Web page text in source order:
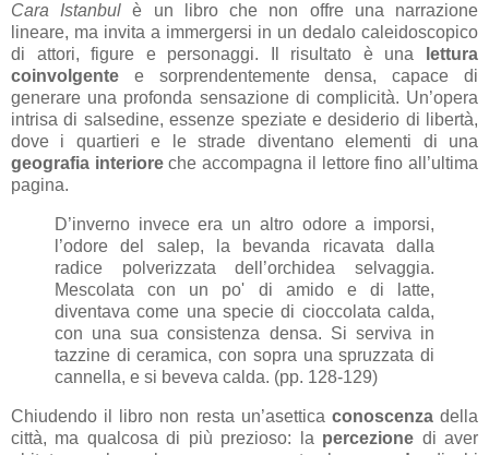
Cara Istanbul è un libro che non offre una narrazione
lineare, ma invita a immergersi in un dedalo caleidoscopico
di attori, figure e personaggi. Il risultato è una
lettura
coinvolgente e sorprendentemente densa, capace di
generare una profonda sensazione di complicità. Un’opera
intrisa di salsedine, essenze speziate e desiderio di libertà,
dove i quartieri e le strade diventano elementi di una
geografia interioreche accompagna il lettore fino all’ultima
pagina.
D’inverno invece era un altro odore a imporsi,
l’odore del salep, la bevanda ricavata dalla
radice polverizzata dell’orchidea selvaggia.
Mescolata con un po' di amido e di latte,
diventava come una specie di cioccolata calda,
con una sua consistenza densa. Si serviva in
tazzine di ceramica, con sopra una spruzzata di
cannella, e si beveva calda. (pp. 128-129)
Chiudendo il libro non resta un’asettica conoscenzadella
città, ma qualcosa di più prezioso: la percezione di aver